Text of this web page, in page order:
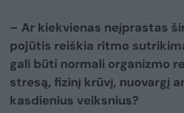
– Ar kiekvienas neįprastas
pojūtis reiškia ritmo
gali būti normali organizmo
stresą, fizinį krūvį, nuovargį
kasdienius veiksnius?